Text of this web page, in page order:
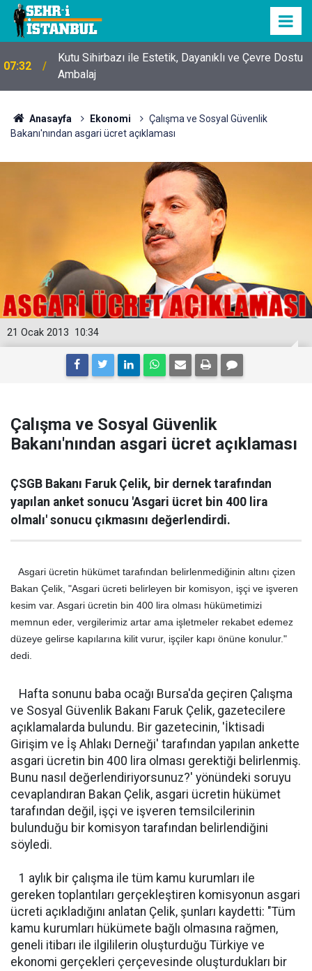
07:32
Kutu Sihirbazı ile Estetik, Dayanıklı ve Çevre Dostu
Ambalaj
Anasayfa Ekonomi
Çalışma ve Sosyal Güvenlik
Bakanı'nından asgari ücret açıklaması
10:34
21 Ocak 2013
Çalışma ve Sosyal Güvenlik
Bakanı'nından asgari ücret açıklaması
ÇSGB Bakanı Faruk Çelik, bir dernek tarafından
yapılan anket sonucu 'Asgari ücret bin 400 lira
olmalı' sonucu çıkmasını değerlendirdi.
Asgari ücretin hükümet tarafından belirlenmediğinin altını çizen
Bakan Çelik, "Asgari ücreti belirleyen bir komisyon, işçi ve işveren
kesim var. Asgari ücretin bin 400 lira olması hükümetimizi
memnun eder, vergilerimiz artar ama işletmeler rekabet edemez
düzeye gelirse kapılarına kilit vurur, işçiler kapı önüne konulur."
dedi.
Hafta sonunu baba ocağı Bursa'da geçiren Çalışma
ve Sosyal Güvenlik Bakanı Faruk Çelik, gazetecilere
açıklamalarda bulundu. Bir gazetecinin, 'İktisadi
Girişim ve İş Ahlakı Derneği' tarafından yapılan ankette
asgari ücretin bin 400 lira olması gerektiği belirlenmiş.
Bunu nasıl değerlendiriyorsunuz?' yönündeki soruyu
cevaplandıran Bakan Çelik, asgari ücretin hükümet
tarafından değil, işçi ve işveren temsilcilerinin
bulunduğu bir komisyon tarafından belirlendiğini
söyledi.
1 aylık bir çalışma ile tüm kamu kurumları ile
gereken toplantıları gerçekleştiren komisyonun asgari
ücreti açıkladığını anlatan Çelik, şunları kaydetti: "Tüm
kamu kurumları hükümete bağlı olmasına rağmen,
geneli itibarı ile ilgililerin oluşturduğu Türkiye ve
ekonomi gerçekleri çerçevesinde oluşturdukları bir